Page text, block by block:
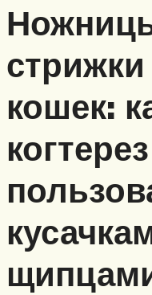
стрижки
кошек: